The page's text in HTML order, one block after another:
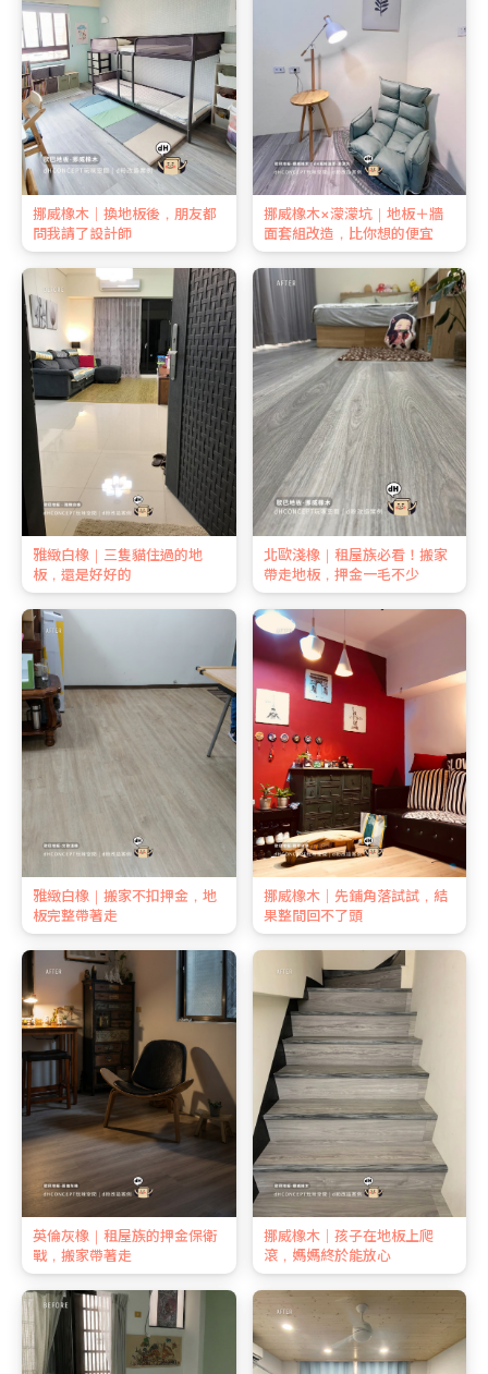
挪威橡木｜換地板後，朋友都
問我請了設計師
挪威橡木×濛濛坑｜地板＋牆
面套組改造，比你想的便宜
雅緻白橡｜三隻貓住過的地
板，還是好好的
北歐淺橡｜租屋族必看！搬家
帶走地板，押金一毛不少
雅緻白橡｜搬家不扣押金，地
板完整帶著走
挪威橡木｜先鋪角落試試，結
果整間回不了頭
英倫灰橡｜租屋族的押金保衛
戰，搬家帶著走
挪威橡木｜孩子在地板上爬
滾，媽媽終於能放心